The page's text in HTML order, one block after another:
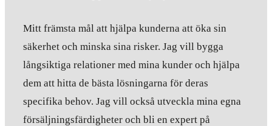
Mitt främsta mål att hjälpa kunderna att öka sin
säkerhet och minska sina risker. Jag vill bygga
långsiktiga relationer med mina kunder och hjälpa
dem att hitta de bästa lösningarna för deras
specifika behov. Jag vill också utveckla mina egna
försäljningsfärdigheter och bli en expert på